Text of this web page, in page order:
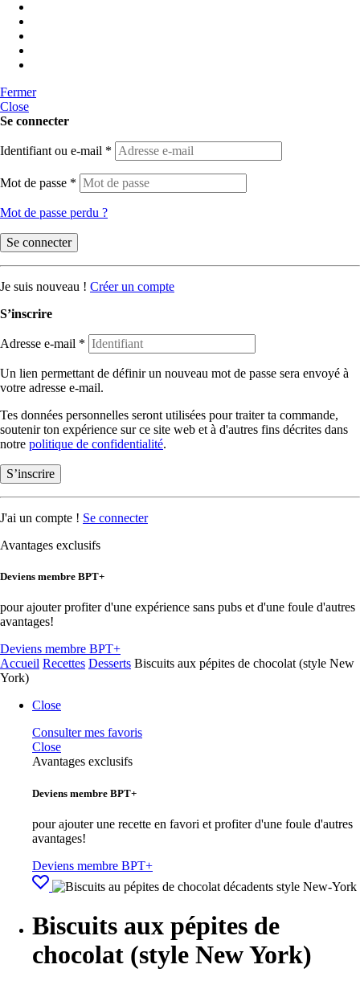
Fermer
Close
Se connecter
Identifiant ou e-mail *
Mot de passe *
Mot de passe perdu ?
Se connecter
Je suis nouveau ! Créer un compte
S’inscrire
Adresse e-mail *
Un lien permettant de définir un nouveau mot de passe sera envoyé à
votre adresse e-mail.
Tes données personnelles seront utilisées pour traiter ta commande,
soutenir ton expérience sur ce site web et à d'autres fins décrites dans
notre politique de confidentialité.
S’inscrire
J'ai un compte ! Se connecter
Avantages exclusifs
Deviens membre BPT+
pour ajouter profiter d'une expérience sans pubs et d'une foule d'autres
avantages!
Deviens membre BPT+
Accueil Recettes Desserts Biscuits aux pépites de chocolat (style New
York)
Close
Consulter mes favoris
Close
Avantages exclusifs
Deviens membre BPT+
pour ajouter une recette en favori et profiter d'une foule d'autres
avantages!
Deviens membre BPT+
Biscuits aux pépites de
chocolat (style New York)